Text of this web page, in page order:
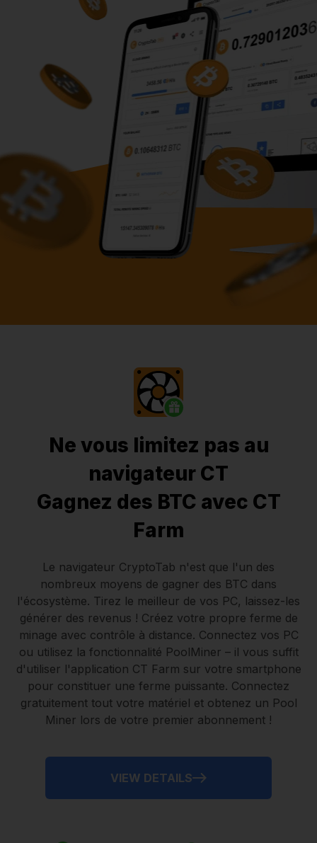
Ne vous limitez pas au
navigateur CT
Gagnez des BTC avec CT
Farm
Le navigateur CryptoTab n'est que l'un des
nombreux moyens de gagner des BTC dans
l'écosystème. Tirez le meilleur de vos PC, laissez-les
générer des revenus ! Créez votre propre ferme de
minage avec contrôle à distance. Connectez vos PC
ou utilisez la fonctionnalité PoolMiner – il vous suffit
d'utiliser l'application CT Farm sur votre smartphone
pour constituer une ferme puissante. Connectez
gratuitement tout votre matériel et obtenez un Pool
Miner lors de votre premier abonnement !
VIEW DETAILS